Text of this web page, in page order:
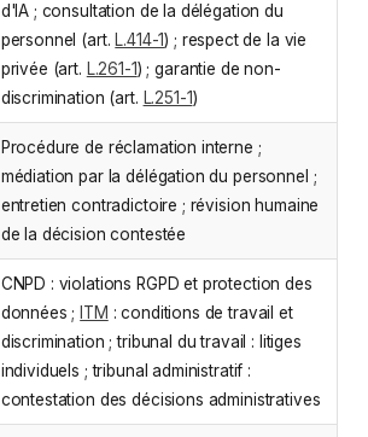
d'IA ; consultation de la délégation du
personnel (art. L.414-1) ; respect de la vie
privée (art. L.261-1) ; garantie de non-
discrimination (art. L.251-1)
Procédure de réclamation interne ;
médiation par la délégation du personnel ;
entretien contradictoire ; révision humaine
de la décision contestée
CNPD : violations RGPD et protection des
données ; ITM : conditions de travail et
discrimination ; tribunal du travail : litiges
individuels ; tribunal administratif :
contestation des décisions administratives